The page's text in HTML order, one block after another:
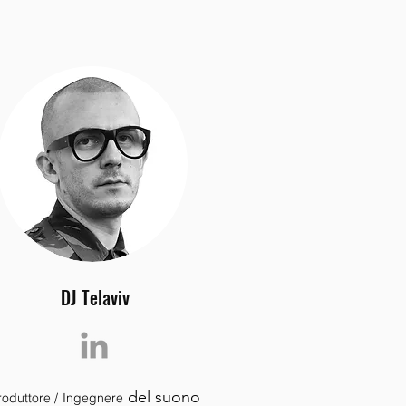
VIDEOCORSO - 6 ORE
DJ Telaviv
/ Ingegnere del suono